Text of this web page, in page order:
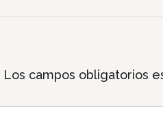
Los campos obligatorios